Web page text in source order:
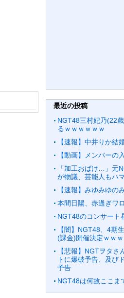
最近の投稿
NGT48三村妃乃(22
るｗｗｗｗｗｗ
【速報】中井りか結
【動画】メンバーの
「加工おばけ…」元
が物議、芸能人もハ
【速報】みゆみゆの
本間日陽、赤過ぎワ
NGT48のコンサート
【闇】NGT48、4期
(課金)開催決定ｗｗ
【悲報】NGTヲタ
トに爆破予告、及び
予告
NGT48は何故ここま